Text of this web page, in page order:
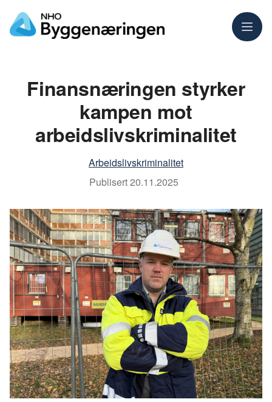
Meny
Finansnæringen styrker
kampen mot
arbeidslivskriminalitet
Arbeidslivskriminalitet
Publisert20.11.2025